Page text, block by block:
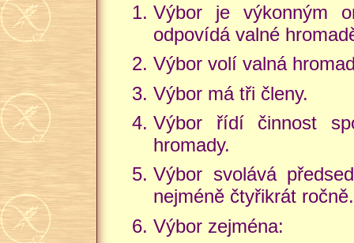
Výbor je výkonným
odpovídá valné
Výbor volí valná
Výbor má tři členy.
Výbor řídí činnost
hromady.
Výbor svolává
nejméně čtyřikrát ročně.
Výbor zejména: